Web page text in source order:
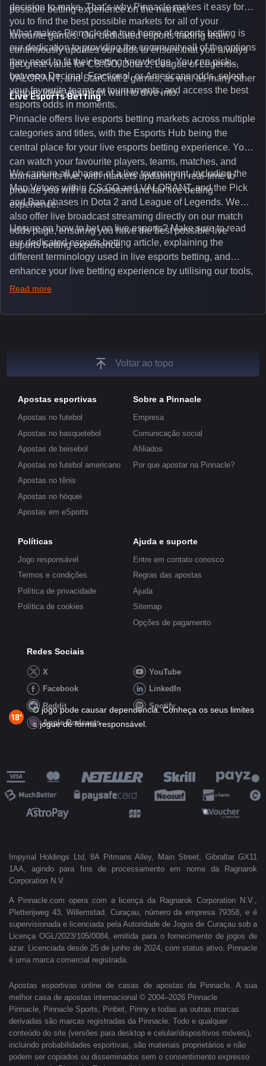
possible betting experience on the market.
decision to make. That’s why Pinnacle makes it easy for
you to find the best possible markets for all of your
favourite games. Our dedicated esports trading team
continuously updates our odds to ensure that you always
get great value for CS:GO, Dota 2, League of Legends,
VALORANT, and StarCraft 2 games, as well as many other
esports titles you might want to dive into.
What makes Pinnacle the true home of esports betting is
our dedication to providing the community all of the options
they need to fit their betting knowledge. You can pick
between Decimal, Fractional, or Americans odds, select
your favourite teams or tournaments, and access the best
esports odds in moments.
Live Esports Betting
Pinnacle offers live esports betting markets across multiple
categories and titles, with the Esports Hub being the
central place for your live esports betting experience. You
can watch your favourite players, teams, matches, and
tournaments live, with markets updating in real-time to
provide you with a consistent and fair live betting
experience.
We capture all phases of a live tournament, including the
Map Vetoes within CS:GO and VALORANT, and the Pick
and Ban phases in Dota 2 and League of Legends. We
also offer live broadcast streaming directly on our match
odds page, ensuring you have the best possible live
esports betting experience.
Unsure on how to bet on live esports? Make sure to read
our dedicated esports betting article, explaining the
different terminology used in live esports betting, and
enhance your live betting experience by utilising our tools,
such as integrated live broadcasts, match and round
unique insights on the latest esports events.
Read more
Voltar ao topo
Apostas esportivas
Apostas no futebol
Apostas no basquetebol
Apostas de beisebol
Apostas no futebol americano
Apostas no tênis
Apostas no hóquei
Apostas em eSports
Sobre a Pinnacle
Empresa
Comunicação social
Afiliados
Por que apostar na Pinnacle?
Políticas
Jogo responsável
Termos e condições
Política de privacidade
Política de cookies
Ajuda e suporte
Entre em contato conosco
Regras das apostas
Ajuda
Sitemap
Opções de pagamento
Redes Sociais
X
YouTube
Facebook
LinkedIn
Reddit
Spotify
Apple Podcasts
O jogo pode causar dependência. Conheça os seus limites
e jogue de forma responsável.
Impyrial Holdings Ltd, 8A Pitmans Alley, Main Street, Gibraltar GX11
1AA, agindo para fins de processamento em nome da Ragnarok
Corporation N.V.
A Pinnacle.com opera com a licença da Ragnarok Corporation N.V.,
Pletterijweg 43, Willemstad, Curaçau, número da empresa 79358, e é
supervisionada e licenciada pela Autoridade de Jogos de Curaçau sob a
Licença OGL/2023/105/0084, emitida para o fornecimento de jogos de
azar. Licenciada desde 25 de junho de 2024, com status ativo. Pinnacle
é uma marca comercial registrada.
Apostas esportivas online de casas de apostas da Pinnacle. A sua
melhor casa de apostas internacional © 2004–2026 Pinnacle
Pinnacle, Pinnacle Sports, Pinbet, Pinny e todas as outras marcas
derivadas são marcas registradas da Pinnacle. Todo e qualquer
conteúdo do site (versões para desktop e celular/dispositivos móveis),
incluindo probabilidades esportivas, são materiais proprietários e não
podem ser copiados ou disseminados sem o consentimento expresso